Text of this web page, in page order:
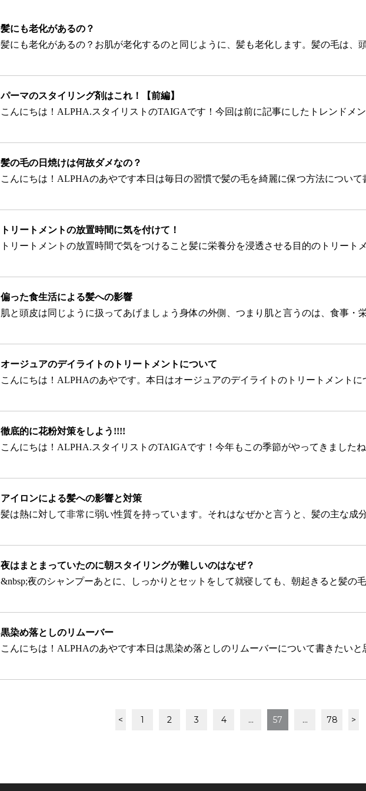
髪にも老化があるの？
パーマのスタイリング剤はこれ！【前編】
髪の毛の日焼けは何故ダメなの？
トリートメントの放置時間に気を付けて！
偏った食生活による髪への影響
オージュアのデイライトのトリートメントについて
徹底的に花粉対策をしよう!!!!
アイロンによる髪への影響と対策
夜はまとまっていたのに朝スタイリングが難しいのはなぜ？
黒染め落としのリムーバー
< 1 2 3 4 … 57 … 78 >